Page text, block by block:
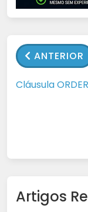
ANTERIOR
Cláusula
Artigos